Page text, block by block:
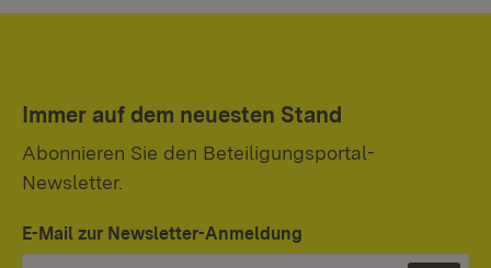
Immer auf dem neuesten Stand
Abonnieren Sie den Beteiligungsportal-
Newsletter.
E-Mail zur Newsletter-Anmeldung